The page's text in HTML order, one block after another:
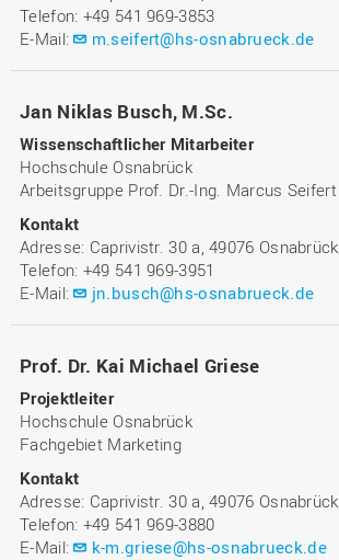
Telefon: +49 541 969-3853
E-Mail:
m.seifert@hs-osnabrueck.de
Jan Niklas Busch, M.Sc.
Wissenschaftlicher Mitarbeiter
Hochschule Osnabrück
Arbeitsgruppe Prof. Dr.-Ing. Marcus Seifert
Kontakt
Adresse: Caprivistr. 30 a, 49076 Osnabrück
Telefon: +49 541 969-3951
E-Mail:
jn.busch@hs-osnabrueck.de
Prof. Dr. Kai Michael Griese
Projektleiter
Hochschule Osnabrück
Fachgebiet Marketing
Kontakt
Adresse: Caprivistr. 30 a, 49076 Osnabrück
Telefon: +49 541 969-3880
E-Mail:
k-m.griese@hs-osnabrueck.de